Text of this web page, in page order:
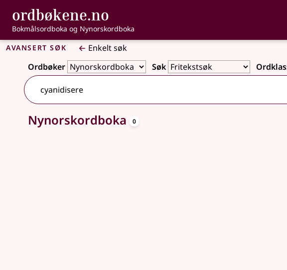
Gå til hovedinnhold
Tilgjengelighet
ordbøkene.no , Bokmålsordboka og
Bokmålsordboka og Nynorskordboka
Avansert søk
Enkelt søk
Ordbøker
Søk
Ingen treff
Nynorskordboka 0